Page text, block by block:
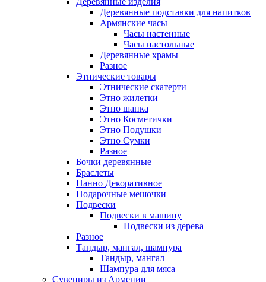
Деревянные подставки для напитков
Армянские часы
Часы настенные
Часы настольные
Деревянные храмы
Разное
Этнические товары
Этнические скатерти
Этно жилетки
Этно шапка
Этно Косметички
Этно Подушки
Этно Сумки
Разное
Бочки деревянные
Браслеты
Панно Декоративное
Подарочные мешочки
Подвески
Подвески в машину
Подвески из дерева
Разное
Тандыр, мангал, шампура
Тандыр, мангал
Шампура для мяса
Сувениры из Армении